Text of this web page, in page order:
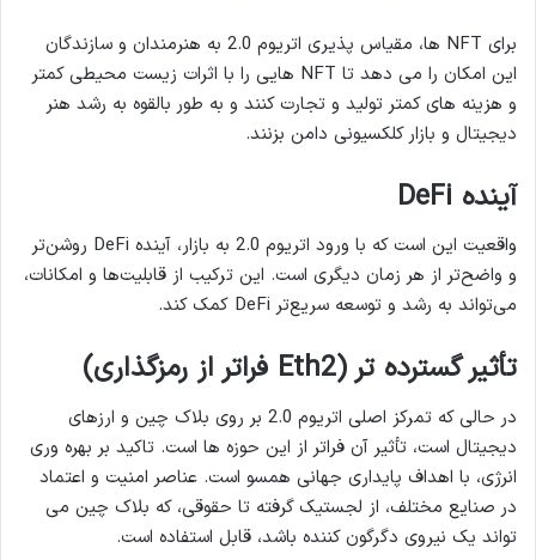
برای NFT ها، مقیاس پذیری اتریوم 2.0 به هنرمندان و سازندگان
این امکان را می دهد تا NFT هایی را با اثرات زیست محیطی کمتر
و هزینه های کمتر تولید و تجارت کنند و به طور بالقوه به رشد هنر
دیجیتال و بازار کلکسیونی دامن بزنند.
آینده DeFi
واقعیت این است که با ورود اتریوم 2.0 به بازار، آینده DeFi روشن‌تر
و واضح‌تر از هر زمان دیگری است. این ترکیب از قابلیت‌ها و امکانات،
می‌تواند به رشد و توسعه سریع‌تر DeFi کمک کند.
تأثیر گسترده تر (Eth2 فراتر از رمزگذاری)
در حالی که تمرکز اصلی اتریوم 2.0 بر روی بلاک چین و ارزهای
دیجیتال است، تأثیر آن فراتر از این حوزه ها است. تاکید بر بهره وری
انرژی، با اهداف پایداری جهانی همسو است. عناصر امنیت و اعتماد
در صنایع مختلف، از لجستیک گرفته تا حقوقی، که بلاک چین می
تواند یک نیروی دگرگون کننده باشد، قابل استفاده است.